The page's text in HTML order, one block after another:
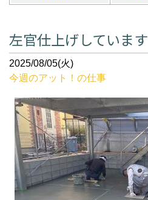
左官仕上げしています
2025/08/05(火)
今週のアット！の仕事